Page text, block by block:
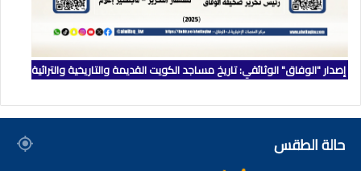
إصدار "الوفاق" الوثائقي: تاريخ مساجد الكويت القديمة والتاريخية والتراثية
حالة الطقس